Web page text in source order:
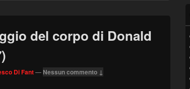
del corpo di Donald
Di Fant— Nessun commento ↓